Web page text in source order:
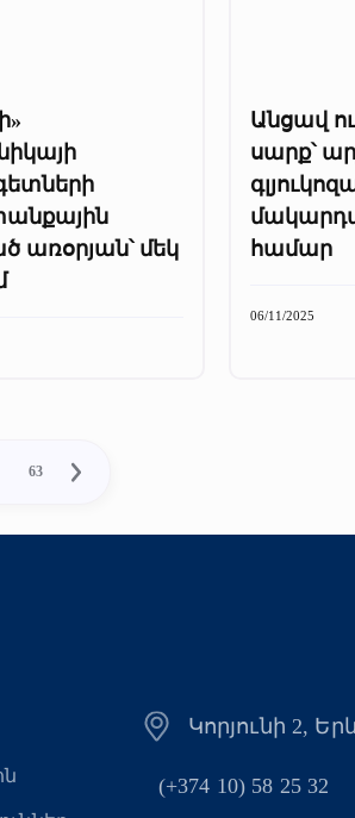
առօրյան՝ մեկ
Անցավ
սարք՝
համար
06/11/2025
63
Կորյունի 2,
(+374 10) 58 25 32